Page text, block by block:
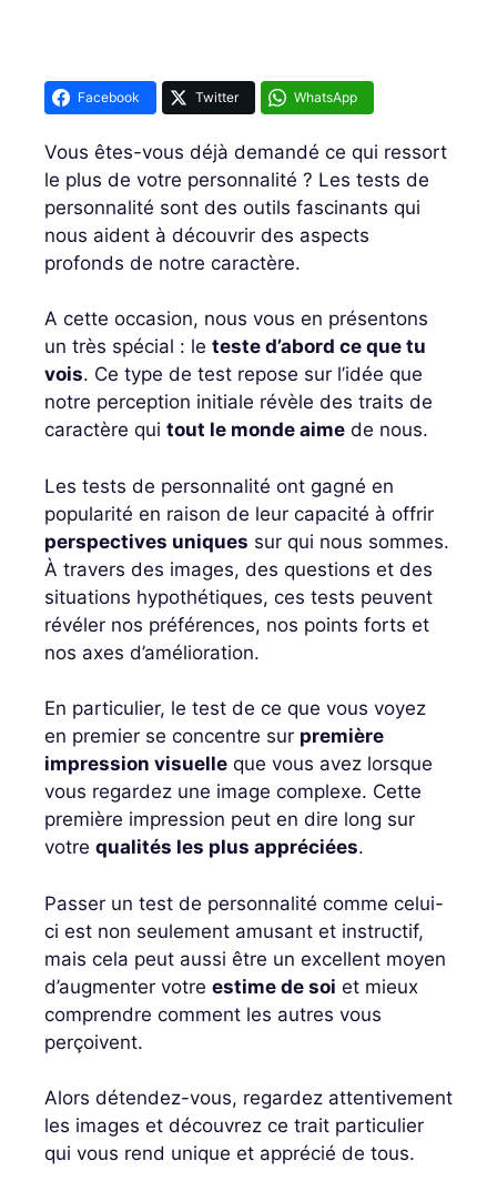
Facebook Twitter WhatsApp
Vous êtes-vous déjà demandé ce qui ressort
le plus de votre personnalité ? Les tests de
personnalité sont des outils fascinants qui
nous aident à découvrir des aspects
profonds de notre caractère.
A cette occasion, nous vous en présentons
un très spécial : le teste d’abord ce que tu
vois. Ce type de test repose sur l’idée que
notre perception initiale révèle des traits de
caractère qui tout le monde aime de nous.
Les tests de personnalité ont gagné en
popularité en raison de leur capacité à offrir
perspectives uniques sur qui nous sommes.
À travers des images, des questions et des
situations hypothétiques, ces tests peuvent
révéler nos préférences, nos points forts et
nos axes d’amélioration.
En particulier, le test de ce que vous voyez
en premier se concentre sur première
impression visuelle que vous avez lorsque
vous regardez une image complexe. Cette
première impression peut en dire long sur
votre qualités les plus appréciées.
Passer un test de personnalité comme celui-
ci est non seulement amusant et instructif,
mais cela peut aussi être un excellent moyen
d’augmenter votre estime de soi et mieux
comprendre comment les autres vous
perçoivent.
Alors détendez-vous, regardez attentivement
les images et découvrez ce trait particulier
qui vous rend unique et apprécié de tous.